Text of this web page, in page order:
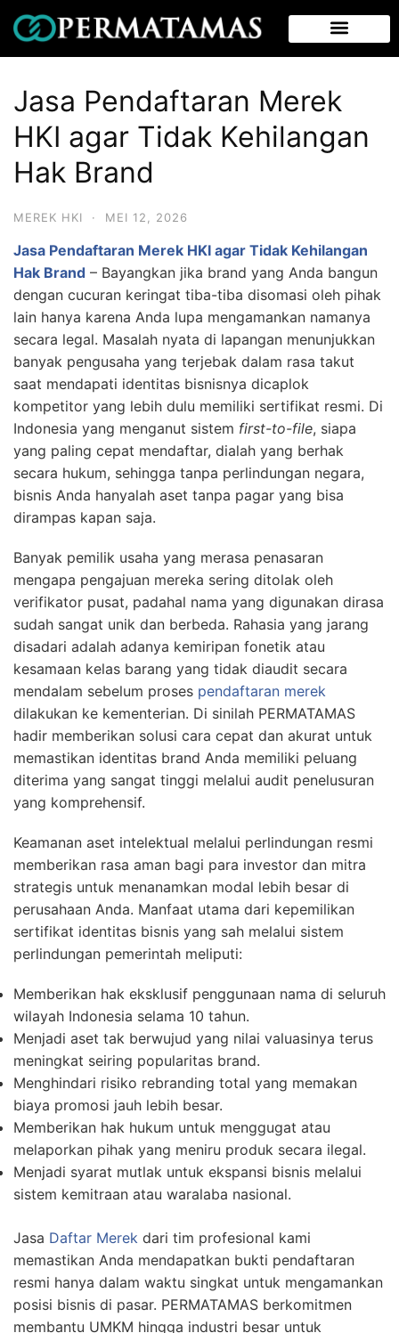
Jasa Pendaftaran Merek
HKI agar Tidak Kehilangan
Hak Brand
MEREK HKI · MEI 12, 2026
Jasa Pendaftaran Merek HKI agar Tidak Kehilangan
Hak Brand – Bayangkan jika brand yang Anda bangun
dengan cucuran keringat tiba-tiba disomasi oleh pihak
lain hanya karena Anda lupa mengamankan namanya
secara legal. Masalah nyata di lapangan menunjukkan
banyak pengusaha yang terjebak dalam rasa takut
saat mendapati identitas bisnisnya dicaplok
kompetitor yang lebih dulu memiliki sertifikat resmi. Di
Indonesia yang menganut sistem first-to-file, siapa
yang paling cepat mendaftar, dialah yang berhak
secara hukum, sehingga tanpa perlindungan negara,
bisnis Anda hanyalah aset tanpa pagar yang bisa
dirampas kapan saja.
Banyak pemilik usaha yang merasa penasaran
mengapa pengajuan mereka sering ditolak oleh
verifikator pusat, padahal nama yang digunakan dirasa
sudah sangat unik dan berbeda. Rahasia yang jarang
disadari adalah adanya kemiripan fonetik atau
kesamaan kelas barang yang tidak diaudit secara
mendalam sebelum proses pendaftaran merek
dilakukan ke kementerian. Di sinilah PERMATAMAS
hadir memberikan solusi cara cepat dan akurat untuk
memastikan identitas brand Anda memiliki peluang
diterima yang sangat tinggi melalui audit penelusuran
yang komprehensif.
Keamanan aset intelektual melalui perlindungan resmi
memberikan rasa aman bagi para investor dan mitra
strategis untuk menanamkan modal lebih besar di
perusahaan Anda. Manfaat utama dari kepemilikan
sertifikat identitas bisnis yang sah melalui sistem
perlindungan pemerintah meliputi:
Memberikan hak eksklusif penggunaan nama di seluruh
wilayah Indonesia selama 10 tahun.
Menjadi aset tak berwujud yang nilai valuasinya terus
meningkat seiring popularitas brand.
Menghindari risiko rebranding total yang memakan
biaya promosi jauh lebih besar.
Memberikan hak hukum untuk menggugat atau
melaporkan pihak yang meniru produk secara ilegal.
Menjadi syarat mutlak untuk ekspansi bisnis melalui
sistem kemitraan atau waralaba nasional.
Jasa Daftar Merek dari tim profesional kami
memastikan Anda mendapatkan bukti pendaftaran
resmi hanya dalam waktu singkat untuk mengamankan
posisi bisnis di pasar. PERMATAMAS berkomitmen
membantu UMKM hingga industri besar untuk